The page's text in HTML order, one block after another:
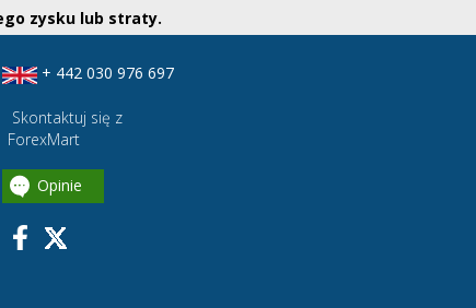
zysku lub straty.
+ 442 030 976 697
Skontaktuj się z
ForexMart
Opinie